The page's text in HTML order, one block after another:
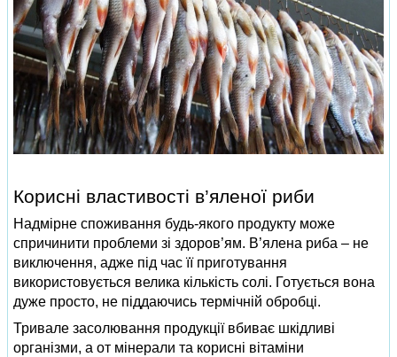
Корисні властивості в’яленої риби
Надмірне споживання будь-якого продукту може
спричинити проблеми зі здоров’ям. В’ялена риба – не
виключення, адже під час її приготування
використовується велика кількість солі. Готується вона
дуже просто, не піддаючись термічній обробці.
Тривале засолювання продукції вбиває шкідливі
організми, а от мінерали та корисні вітаміни